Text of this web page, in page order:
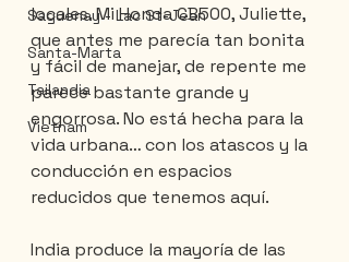
Saguenay - Lac St-Jean
Santa-Marta
Tailandia
Vietnam
locales. Mi Honda CB500, Juliette,
que antes me parecía tan bonita
y fácil de manejar, de repente me
parece bastante grande y
engorrosa. No está hecha para la
vida urbana… con los atascos y la
conducción en espacios
reducidos que tenemos aquí.
India produce la mayoría de las